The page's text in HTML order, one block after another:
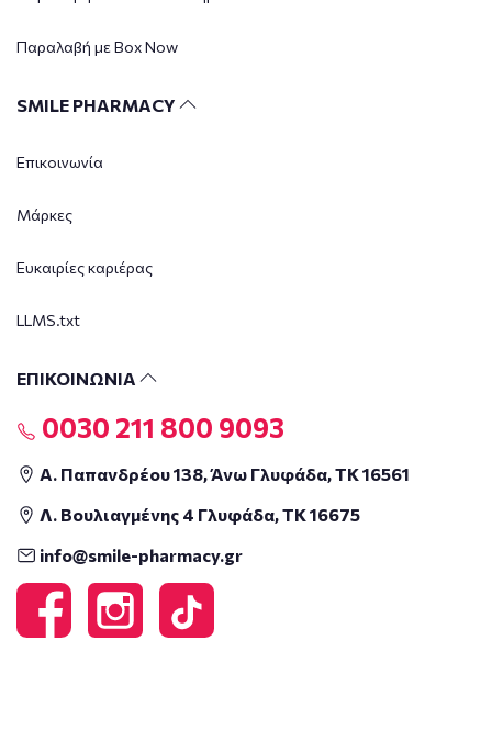
Παραλαβή με Box Now
SMILE PHARMACY
Επικοινωνία
Μάρκες
Ευκαιρίες καριέρας
LLMS.txt
ΕΠΙΚΟΙΝΩΝΙΑ
0030 211 800 9093
Α. Παπανδρέου 138, Άνω Γλυφάδα, ΤΚ 16561
Λ. Βουλιαγμένης 4 Γλυφάδα, ΤΚ 16675
info@smile-pharmacy.gr